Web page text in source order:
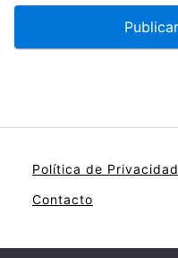
Política de Privacidad
Contacto